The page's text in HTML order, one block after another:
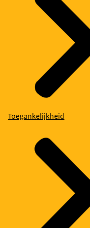
Toegankelijkheid